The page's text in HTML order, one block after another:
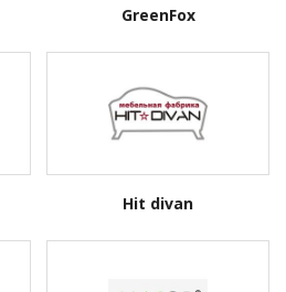
GreenFox
Hit divan